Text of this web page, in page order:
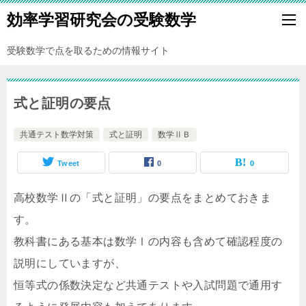
効率学習研究会の受験数学
受験数学で点を取るための情報サイト
式と証明の要点
共通テスト数学対策 式と証明 数学ⅡＢ
Tweet 0 0
高校数学Ⅱの「式と証明」の要点をまとめておきま
す。
教科書にある基本は数学Ⅰの内容も含めて確認程度の
説明にしていますが、
恒等式の係数決定など共通テストや入試問題で通用す